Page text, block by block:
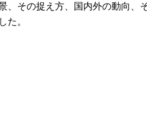
、その捉え方、国内外の動向、
た。